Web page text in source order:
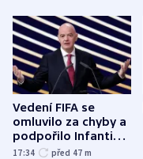
Vedení FIFA se
omluvilo za chyby a
podpořilo Infantina.
UEFA trvá na
17:34 před 47 m